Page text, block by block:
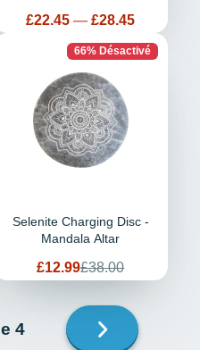
Prix
£22.45 — £28.45
66% Désactivé
Selenite Charging Disc -
Mandala Altar
Prix
de
£12.99Prix
habituel
£38.00
4 Page
suivante